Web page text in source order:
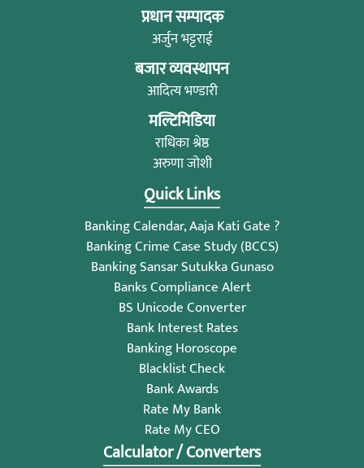
प्रधान सम्पादक
अर्जुन भट्टराई
बजार व्यवस्थापन
आदित्य भण्डारी
मल्टिमिडिया
राधिका श्रेष्ठ
अरुणा जोशी
Quick Links
Banking Calendar, Aaja Kati Gate ?
Banking Crime Case Study (BCCS)
Banking Sansar Sutukka Gunaso
Banks Compliance Alert
BS Unicode Converter
Bank Interest Rates
Banking Horoscope
Blacklist Check
Bank Awards
Rate My Bank
Rate My CEO
Calculator / Converters